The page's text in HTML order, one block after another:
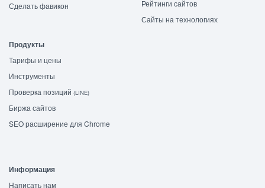
Сделать фавикон
Рейтинги сайтов
Сайты на технологиях
Продукты
Тарифы и цены
Инструменты
Проверка позиций (LINE)
Биржа сайтов
SEO расширение для Chrome
Информация
Написать нам